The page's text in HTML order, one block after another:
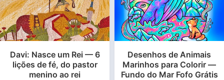
Davi: Nasce um Rei — 6
lições de fé, do pastor
menino ao rei
Desenhos de Animais
Marinhos para Colorir —
Fundo do Mar Fofo Grátis